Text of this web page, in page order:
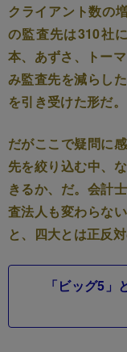
クライアント数の
の監査先は310社
本、あずさ、トー
み監査先を減らし
を引き受けた形だ。
だがここで疑問に
先を絞り込む中、
きるか、だ。会計
査法人も変わらな
と、四大とは正反
「ビッグ5